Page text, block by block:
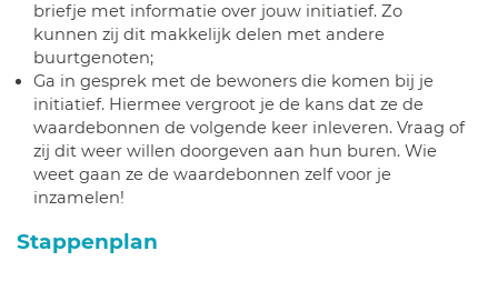
briefje met informatie over jouw initiatief. Zo
kunnen zij dit makkelijk delen met andere
buurtgenoten;
Ga in gesprek met de bewoners die komen bij je
initiatief. Hiermee vergroot je de kans dat ze de
waardebonnen de volgende keer inleveren. Vraag of
zij dit weer willen doorgeven aan hun buren. Wie
weet gaan ze de waardebonnen zelf voor je
inzamelen!
Stappenplan